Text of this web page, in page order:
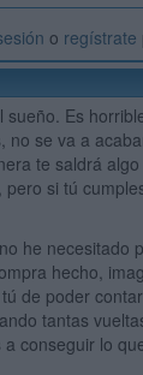
o regístrate
Es
se va a
te saldrá
si tú
he necesitado
hecho,
de poder
tantas
conseguir lo